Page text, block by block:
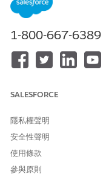
職業
自訂
1-800-667-6389
SALESFORCE
隱私權聲明
安全性聲明
使用條款
參與原則